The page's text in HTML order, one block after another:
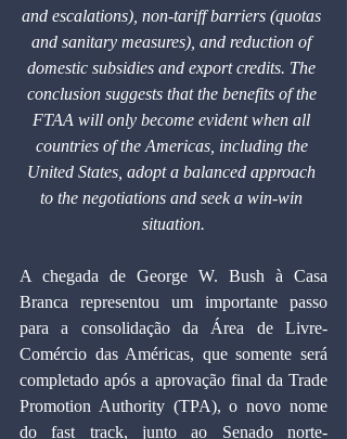
and escalations), non-tariff barriers (quotas
and sanitary measures), and reduction of
domestic subsidies and export credits. The
conclusion suggests that the benefits of the
FTAA will only become evident when all
countries of the Americas, including the
United States, adopt a balanced approach
to the negotiations and seek a win-win
situation.
A chegada de George W. Bush à Casa
Branca representou um importante passo
para a consolidação da Área de Livre-
Comércio das Américas, que somente será
completado após a aprovação final da Trade
Promotion Authority (TPA), o novo nome
do fast track, junto ao Senado norte-